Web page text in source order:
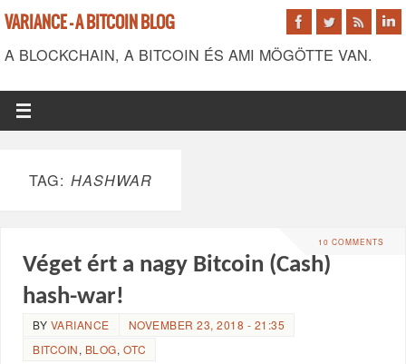
VARIANCE - A BITCOIN BLOG
A BLOCKCHAIN, A BITCOIN ÉS AMI MÖGÖTTE VAN.
TAG: HASHWAR
10 COMMENTS
Véget ért a nagy Bitcoin (Cash)
hash-war!
BY VARIANCE
NOVEMBER 23, 2018 - 21:35
BITCOIN, BLOG, OTC